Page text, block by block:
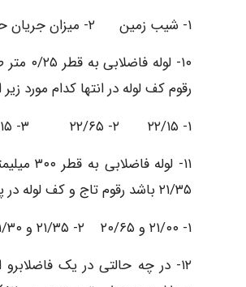
۱- شیب زمین ۲- میزان جریان حداکثر ۳- جنس زمین ۴- نوع شبکه های جمع آوری
رقوم کف لوله در انتها کدام مورد
۱- ۲۲/۱۵ ۲- ۲۲/۶۵ ۳- ۲۳/۱۵ ۴- ۲۳/۶۵
۲۱/۳۵ باشد رقوم تاج و کف لوله در پایین دست آدم رو چند متر است؟ (کنکور کارشناسی ارشد مهندسی بهداشت محیط ۸۲)
١- ۲۱/۰۰ و ۲۰/۶۵ ۲- ۲۱/۳۵ و ۲۱/۳۰ ۳- ۲۱/۳۵ و ۲۱/۰۰ ۴- ۲۱/۳۰ و ۲۱/۰۰
۱۲- در چه حالتی در یک